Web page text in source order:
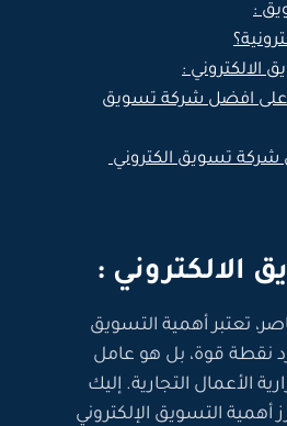
:
الالكتروني :
على افضل شركة تسويق
شركة تسويق الكتروني
الالكتروني :
تعتبر أهمية التسويق
نقطة قوة، بل هو عامل
الأعمال التجارية. إليك
أهمية التسويق الإلكتروني